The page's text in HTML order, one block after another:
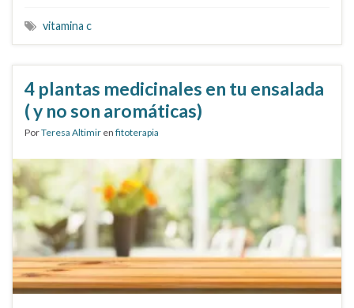
vitamina c
4 plantas medicinales en tu ensalada
( y no son aromáticas)
PorTeresa Altimir en fitoterapia